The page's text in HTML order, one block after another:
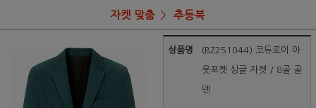
자켓 맞춤 추동복
상품명 (BZ251044) 코듀로이 아
웃포켓 싱글 자켓 / 8골 골
덴